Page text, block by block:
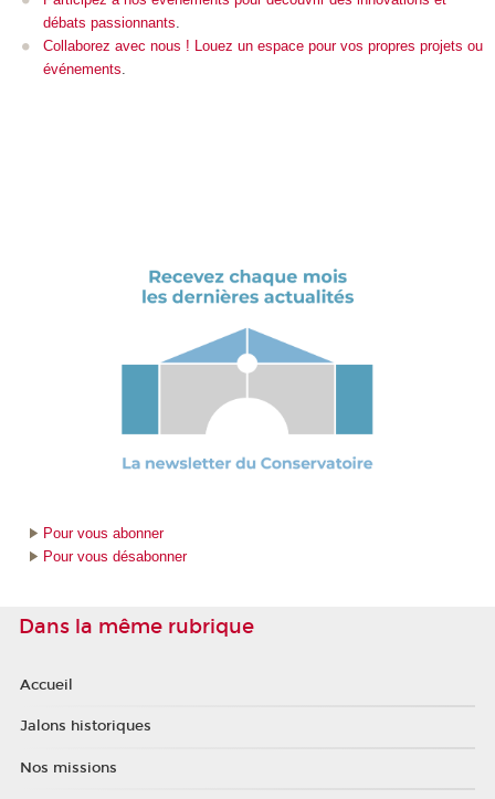
débats passionnants.
Collaborez avec nous ! Louez un espace pour vos propres projets ou
événements.
Pour vous abonner
Pour vous désabonner
Dans la même rubrique
Accueil
Jalons historiques
Nos missions